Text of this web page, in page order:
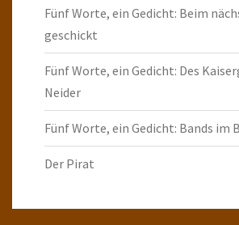
Fünf Worte, ein Gedicht: Beim
geschickt
Fünf Worte, ein Gedicht: Des
Neider
Fünf Worte, ein Gedicht: Bands im
Der Pirat